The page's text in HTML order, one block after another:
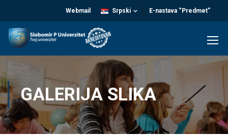
E-nastava “Predmet”
Srpski
Webmail
GALERIJA SLIKA